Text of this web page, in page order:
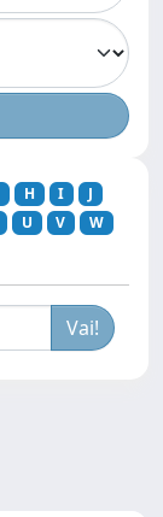
H I
J
U V
W